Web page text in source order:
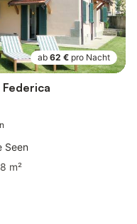
ab 62 € pro Nacht
Seen
m²